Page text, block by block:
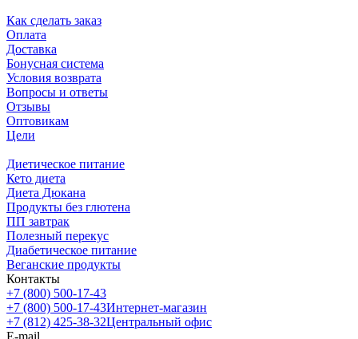
Как сделать заказ
Оплата
Доставка
Бонусная система
Условия возврата
Вопросы и ответы
Отзывы
Оптовикам
Цели
Диетическое питание
Кето диета
Диета Дюкана
Продукты без глютена
ПП завтрак
Полезный перекус
Диабетическое питание
Веганские продукты
Контакты
+7 (800) 500-17-43
+7 (800) 500-17-43Интернет-магазин
+7 (812) 425-38-32Центральный офис